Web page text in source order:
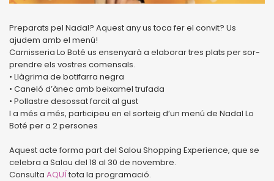
Preparats pel Nadal? Aquest any us toca fer el convit? Us
ajudem amb el menú!
Carnisseria Lo Boté us ensenyarà a elaborar tres plats per sor-
prendre els vostres comensals.
• Llàgrima de botifarra negra
• Caneló d’ànec amb beixamel trufada
• Pollastre desossat farcit al gust
I a més a més, participeu en el sorteig d’un menú de Nadal Lo
Boté per a 2 persones
Aquest acte forma part del Salou Shopping Experience, que se
celebra a Salou del 18 al 30 de novembre.
Consulta AQUÍtota la programació.